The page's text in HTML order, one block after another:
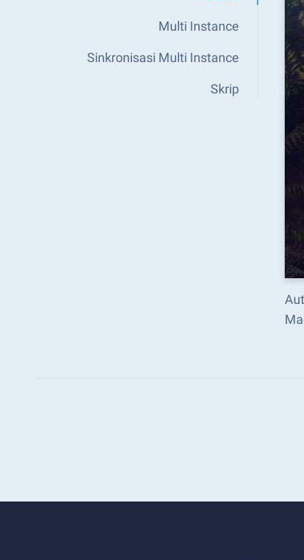
Multi Instance
Sinkronisasi Multi Instance
Skrip